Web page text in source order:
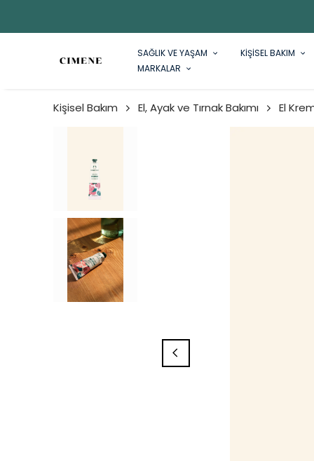
SAĞLIK VE YAŞAM KİŞİSEL BAKIM
MARKALAR
Kişisel Bakım El, Ayak ve Tırnak Bakımı El